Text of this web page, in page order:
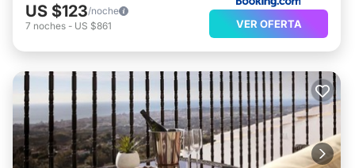
US $123/noche
7 noches - US $861 VER OFERTA